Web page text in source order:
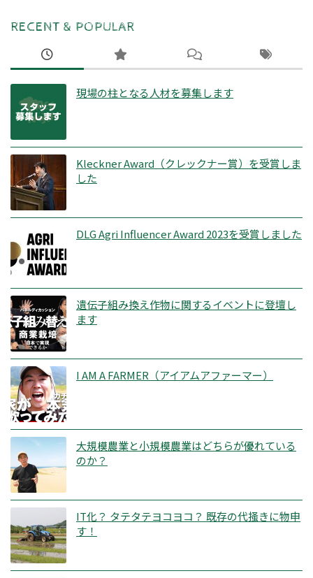
RECENT & POPULAR
現場の柱となる人材を募集します
Kleckner Award（クレックナー賞）を受賞しま
した
DLG Agri Influencer Award 2023を受賞しました
遺伝子組み換え作物に関するイベントに登壇し
ます
I AM A FARMER（アイアムアファーマー）
大規模農業と小規模農業はどちらが優れている
のか？
IT化？ タテタテヨコヨコ？ 既存の代掻きに物申
す！